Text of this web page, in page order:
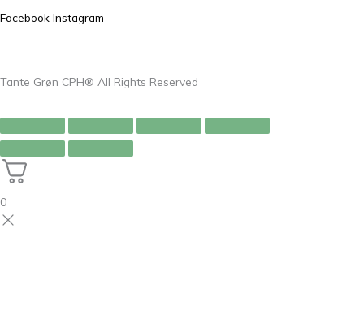
Facebook Instagram
Tante Grøn CPH® All Rights Reserved
0